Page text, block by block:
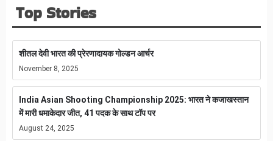
Top Stories
शीतल देवी भारत की प्रेरणादायक गोल्डन आर्चर
November 8, 2025
India Asian Shooting Championship 2025: भारत ने कजाखस्तान
में मारी धमाकेदार जीत, 41 पदक के साथ टॉप पर
August 24, 2025